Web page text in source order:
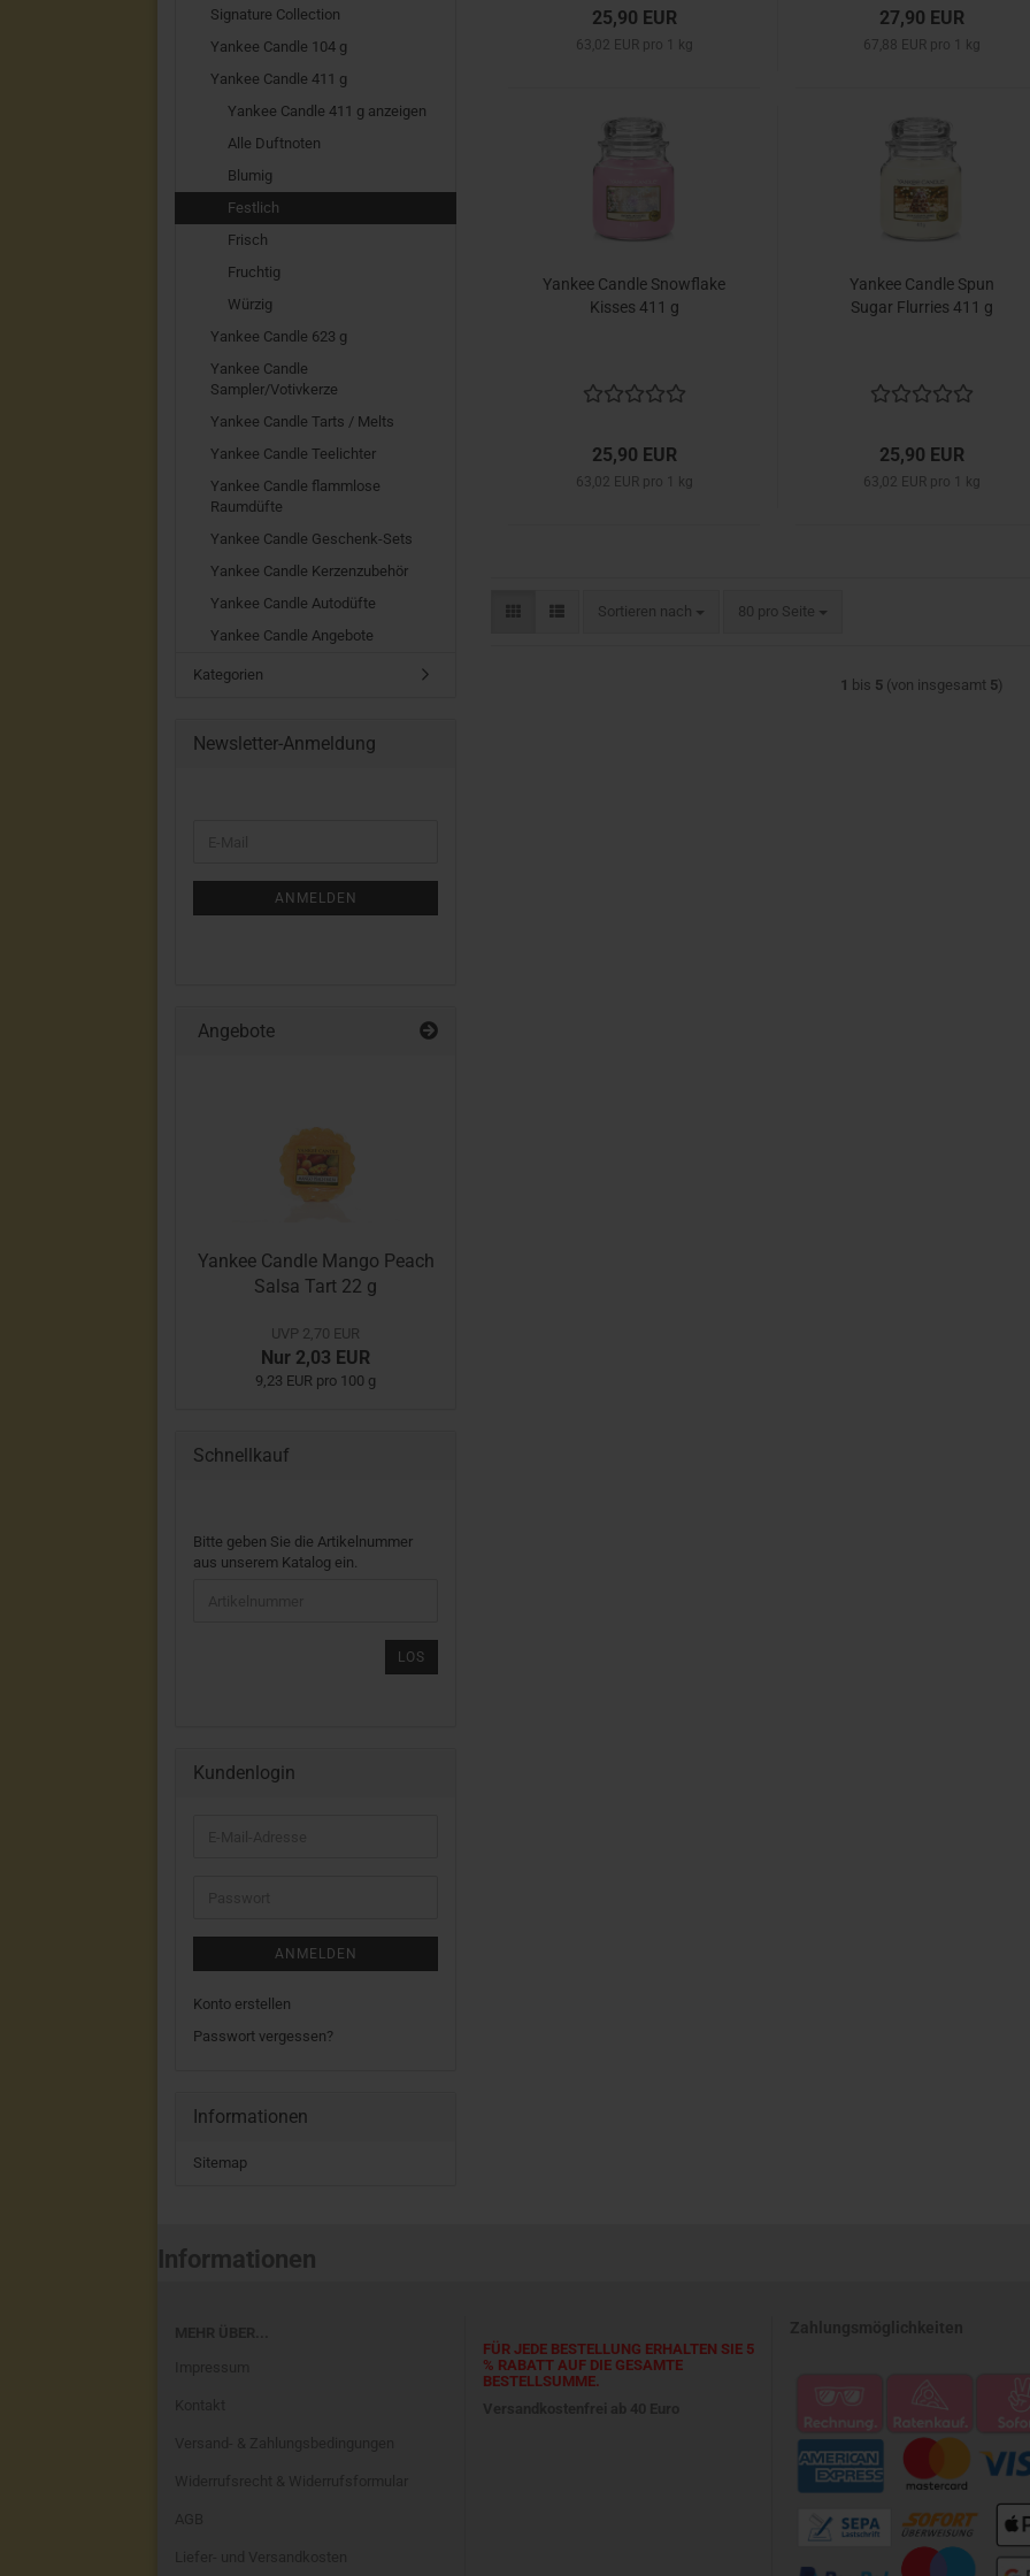
25,90 EUR
63,02 EUR pro 1 kg
27,90 EUR
67,88 EUR pro 1 kg
Yankee Candle Snowflake
Kisses 411 g
25,90 EUR
63,02 EUR pro 1 kg
Yankee Candle Spun
Sugar Flurries 411 g
25,90 EUR
63,02 EUR pro 1 kg
Sortieren nach
Sortieren nach 80 pro Seite
pro Seite
1 bis 5 (von insgesamt 5)
Signature Collection
Yankee Candle 104 g
Yankee Candle 411 g
Yankee Candle 411 g anzeigen
Alle Duftnoten
Blumig
Festlich
Frisch
Fruchtig
Würzig
Yankee Candle 623 g
Yankee Candle
Sampler/Votivkerze
Yankee Candle Tarts / Melts
Yankee Candle Teelichter
Yankee Candle flammlose
Raumdüfte
Yankee Candle Geschenk-Sets
Yankee Candle Kerzenzubehör
Yankee Candle Autodüfte
Yankee Candle Angebote
Kategorien
Newsletter-Anmeldung
ANMELDUNGANMELDEN
Angebote
Yankee Candle Mango Peach
Salsa Tart 22 g
UVP 2,70 EUR
Nur 2,03 EUR
9,23 EUR pro 100 g
Schnellkauf
BITTE
GEBEN
Bitte geben Sie die Artikelnummer
aus unserem Katalog ein.
LOS
Kundenlogin
ANMELDEN
Konto erstellen
Passwort vergessen?
Informationen
Sitemap
Informationen
FÜR JEDE BESTELLUNG ERHALTEN SIE 5
% RABATT AUF DIE GESAMTE
BESTELLSUMME.